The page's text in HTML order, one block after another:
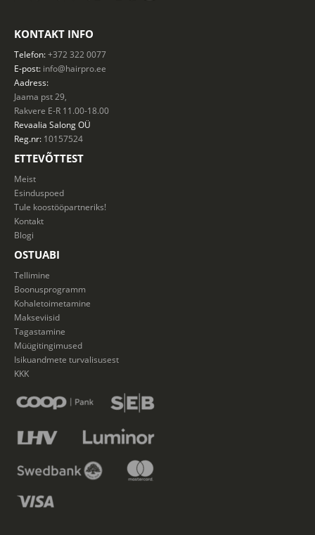
KONTAKT INFO
Telefon:+372 322 0077
E-post: info@hairpro.ee
Aadress:
Jaama pst 29,
Rakvere E-R 11.00-18.00
Revaalia SalongOÜ
Reg.nr: 10157524
ETTEVÕTTEST
Meist
Esinduspoed
Tule koostööpartneriks!
Kontakt
Blogi
OSTUABI
Tellimine
Boonusprogramm
Kohaletoimetamine
Makseviisid
Tagastamine
Müügitingimused
Isikuandmete turvalisusest
KKK